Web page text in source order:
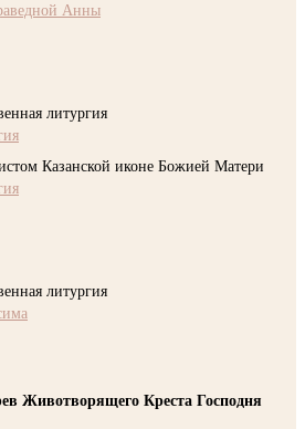
Анны
литургия
Казанской иконе Божией Матери
литургия
Животворящего Креста Господня